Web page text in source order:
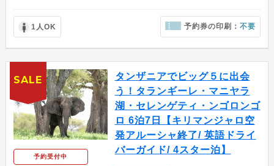
1人OK 予約券の印刷：不要
予約受付中
タンザニアでビッグ５に出会
う！タランギーレ・マニヤラ
湖・セレンゲティ・ンゴロンゴ
ロ 6泊7日【キリマンジャロ空
発アルーシャ終了/ 英語ドライ
バーガイド/ 4スター泊】
SALE